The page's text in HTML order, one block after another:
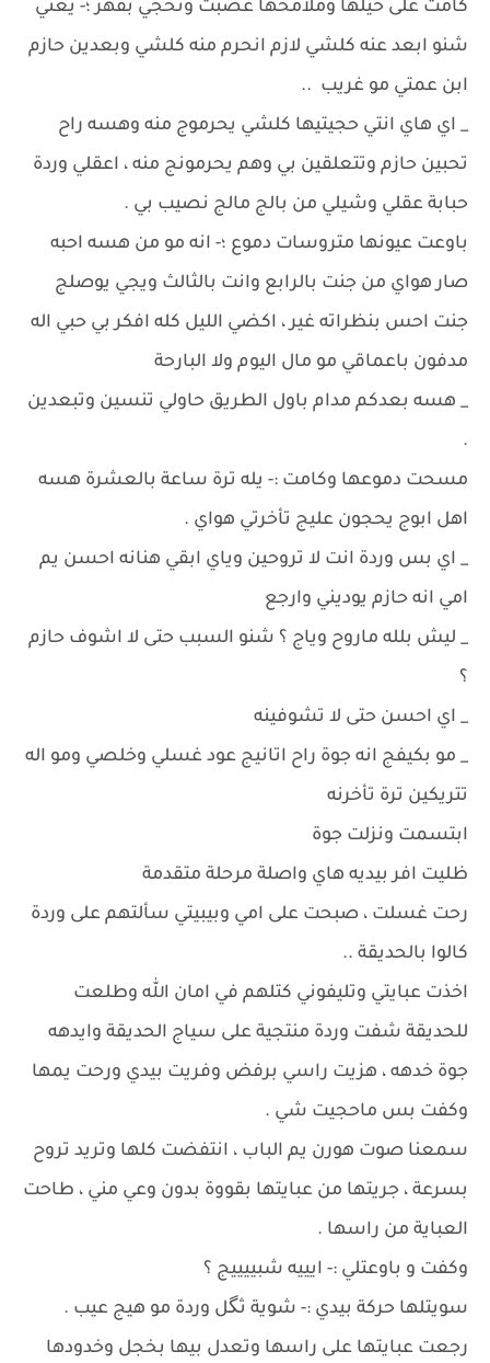
كامت على حيلها وملامحها عصبت وتحجي بقهر ؛- يعني
شنو ابعد عنه كلشي لازم انحرم منه كلشي وبعدين حازم
ابن عمتي مو غريب ..
_ اي هاي انتي حجيتيها كلشي يحرموج منه وهسه راح
تحبين حازم وتتعلقين بي وهم يحرمونج منه ، اعقلي وردة
حبابة عقلي وشيلي من بالج مالج نصيب بي .
باوعت عيونها متروسات دموع ؛- انه مو من هسه احبه
صار هواي من جنت بالرابع وانت بالثالث ويجي يوصلج
جنت احس بنظراته غير ، اكضي الليل كله افكر بي حبي اله
مدفون باعماقي مو مال اليوم ولا البارحة
_ هسه بعدكم مدام باول الطريق حاولي تنسين وتبعدين
.
مسحت دموعها وكامت :- يله ترة ساعة بالعشرة هسه
اهل ابوج يحجون عليج تأخرتي هواي .
_ اي بس وردة انت لا تروحين وياي ابقي هنانه احسن يم
امي انه حازم يوديني وارجع
_ ليش بلله ماروح وياج ؟ شنو السبب حتى لا اشوف حازم
؟
_ اي احسن حتى لا تشوفينه
_ مو بكيفج انه جوة راح اتانيج عود غسلي وخلصي ومو اله
تتريكين ترة تأخرنه
ابتسمت ونزلت جوة
ظليت افر بيديه هاي واصلة مرحلة متقدمة
رحت غسلت ، صبحت على امي وبيبيتي سألتهم على وردة
كالوا بالحديقة ..
اخذت عبايتي وتليفوني كتلهم في امان الله وطلعت
للحديقة شفت وردة منتجية على سياج الحديقة وايدهه
جوة خدهه ، هزيت راسي برفض وفريت بيدي ورحت يمها
وكفت بس ماحجيت شي .
سمعنا صوت هورن يم الباب ، انتفضت كلها وتريد تروح
بسرعة ، جريتها من عبايتها بقووة بدون وعي مني ، طاحت
العباية من راسها .
وكفت و باوعتلي :- ايييه شبييييج ؟
سويتلها حركة بيدي :- شوية ثگل وردة مو هيج عيب .
رجعت عبايتها على راسها وتعدل بيها بخجل وخدودها